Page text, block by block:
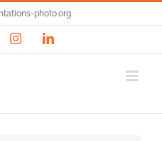
photo.org
InstagramLinkedIn